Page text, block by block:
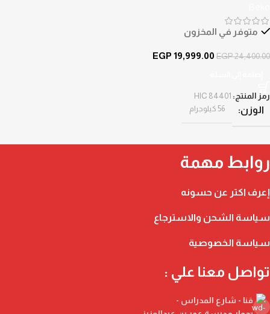
متوفر في المخزون
EGP24,400.00
EGP 19,999.00
رمز المنتج: HIC 84401
الوزن 56 كيلوجرام
روابط مهمة
إعرف اكتر عن حسونه
سياسة الشحن والاسترجاع
سياسة الخصوصية
تواصل معنا علي :
قنا - شارع المدراس -